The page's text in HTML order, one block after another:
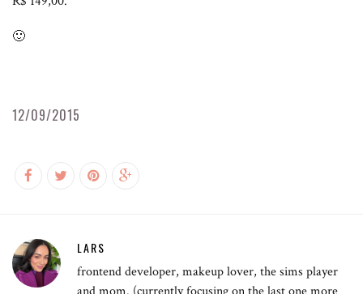
🙂
12/09/2015
LARS
frontend developer, makeup lover, the sims player